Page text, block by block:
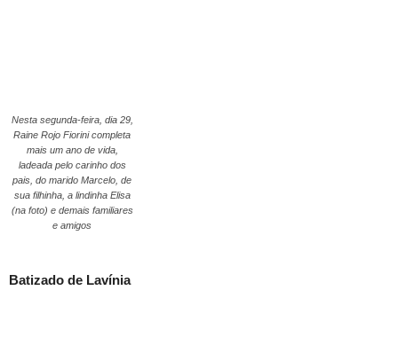
Nesta segunda-feira, dia 29,
Raine Rojo Fiorini completa
mais um ano de vida,
ladeada pelo carinho dos
pais, do marido Marcelo, de
sua filhinha, a lindinha Elisa
(na foto) e demais familiares
e amigos
Batizado de Lavínia